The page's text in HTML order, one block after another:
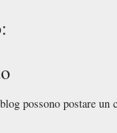
possono postare un